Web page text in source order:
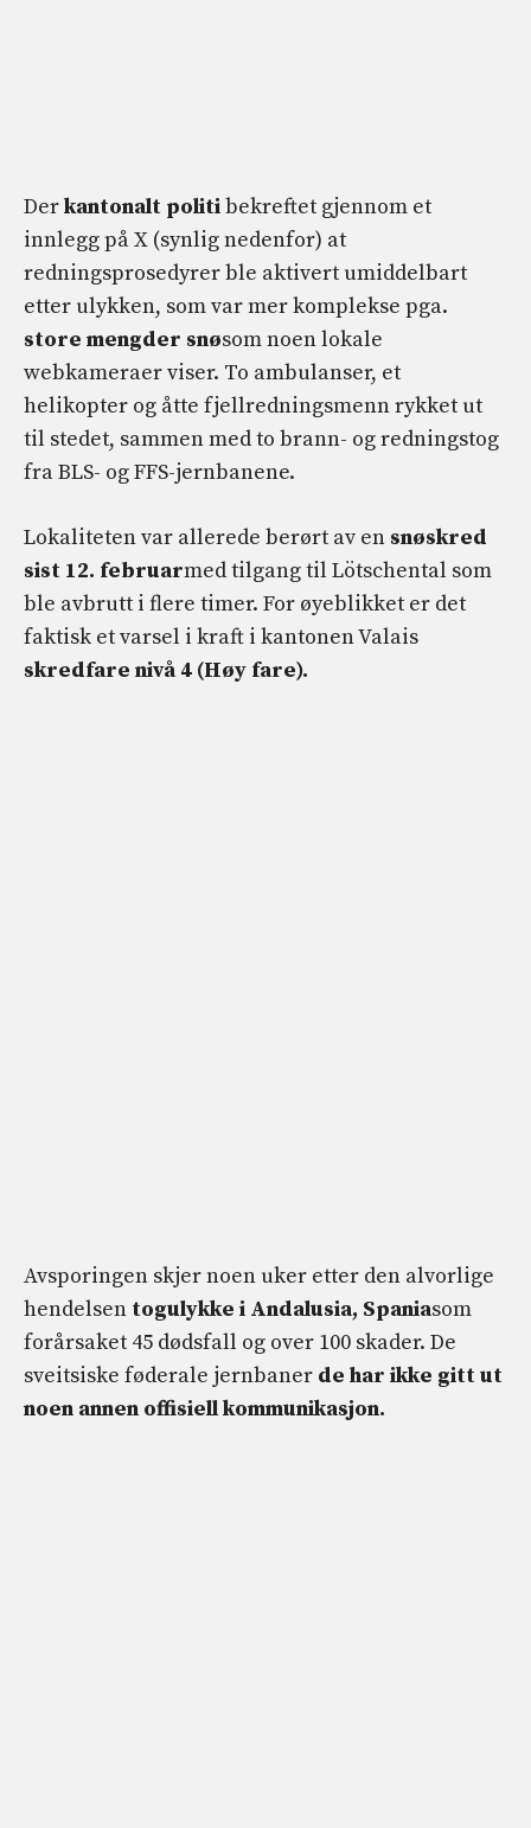
Derkantonalt politibekreftet gjennom et
innlegg på X (synlig nedenfor) at
redningsprosedyrer ble aktivert umiddelbart
etter ulykken, som var mer komplekse pga.
store mengder snøsom noen lokale
webkameraer viser. To ambulanser, et
helikopter og åtte fjellredningsmenn rykket ut
til stedet, sammen med to brann- og redningstog
fra BLS- og FFS-jernbanene.
Lokaliteten var allerede berørt av en snøskred
sist 12. februarmed tilgang til Lötschental som
ble avbrutt i flere timer. For øyeblikket er det
faktisk et varsel i kraft i kantonen Valais
skredfare nivå 4 (Høy fare).
Avsporingen skjer noen uker etter den alvorlige
hendelsen togulykke i Andalusia, Spaniasom
forårsaket 45 dødsfall og over 100 skader. De
sveitsiske føderale jernbaner de har ikke gitt ut
noen annen offisiell kommunikasjon.